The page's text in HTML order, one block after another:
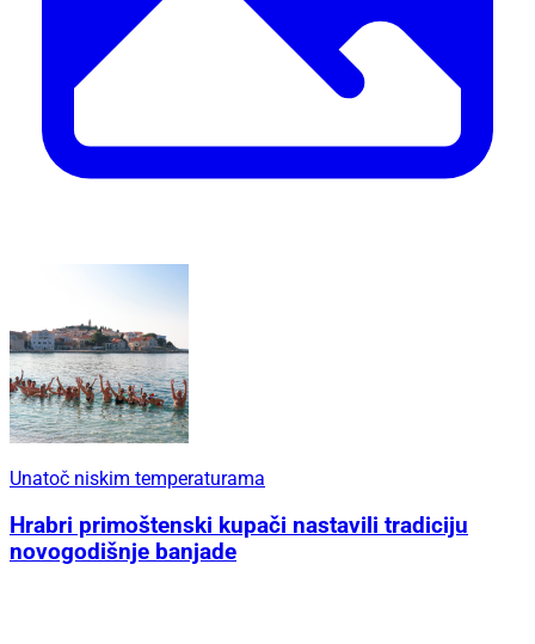
Unatoč niskim temperaturama
Hrabri primoštenski kupači nastavili tradiciju
novogodišnje banjade